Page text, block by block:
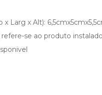
Larg x Alt):
se ao produto